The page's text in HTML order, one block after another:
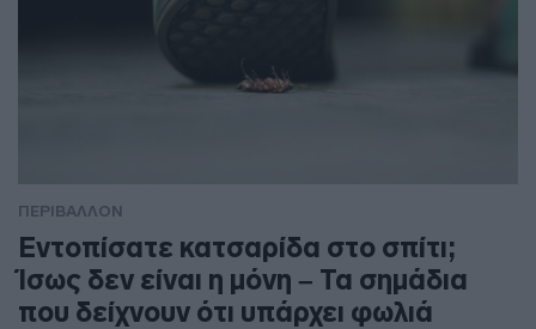
ΠΕΡΙΒΑΛΛΟΝ
Εντοπίσατε κατσαρίδα στο σπίτι;
Ίσως δεν είναι η μόνη – Τα σημάδια
που δείχνουν ότι υπάρχει φωλιά